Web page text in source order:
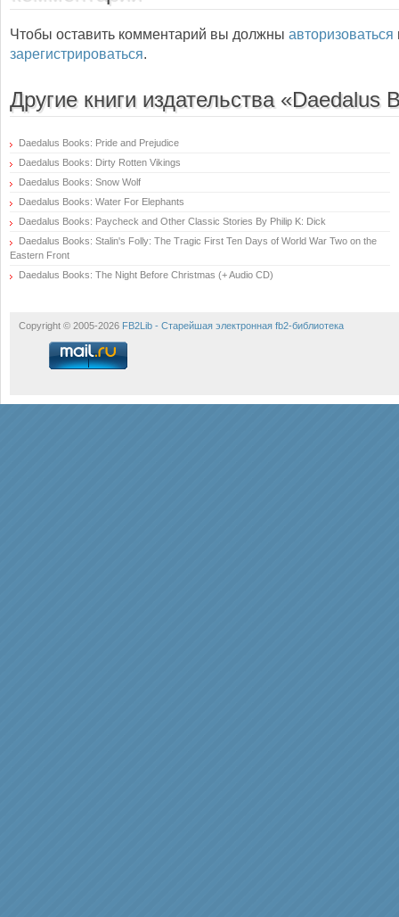
Чтобы оставить комментарий вы должны авторизоваться
зарегистрироваться.
Другие книги издательства «Daedalus
Daedalus Books: Pride and Prejudice
Daedalus Books: Dirty Rotten Vikings
Daedalus Books: Snow Wolf
Daedalus Books: Water For Elephants
Daedalus Books: Paycheck and Other Classic Stories By Philip K: Dick
Daedalus Books: Stalin's Folly: The Tragic First Ten Days of World War Two on the
Eastern Front
Daedalus Books: The Night Before Christmas (+ Audio CD)
Copyright © 2005-2026 FB2Lib - Старейшая электронная fb2-библиотека